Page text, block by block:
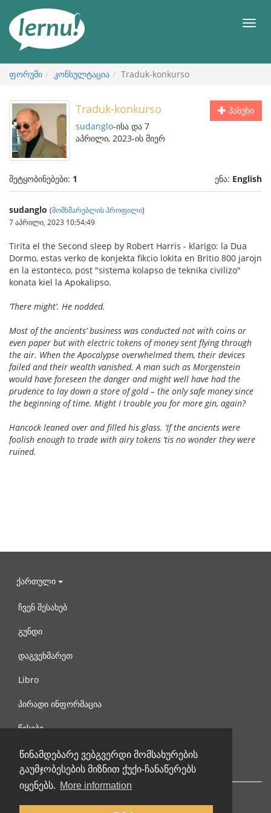
წინამდებარე ვებგვერდი მომსახურების
გაუმჯობესების მიზნით ქუქი-ჩანაწერებს
იყენებს. More information
ნახვა
მენიუ
ფორუმი კონსულტაცია Traduk-konkurso
პასუხი
Traduk-konkurso
sudanglo-ისა და 7
აპრილი, 2023-ის მიერ
შეტყობინებები: 1 ენა: English
sudanglo (მომხმარებლის პროფილი)
7 აპრილი, 2023 10:54:49
Tirita el the Second sleep by Robert Harris - klarigo: la Dua
Dormo, estas verko de konjekta fikcio lokita en Britio 800 jarojn
en la estonteco, post "sistema kolapso de teknika civilizo"
konata kiel la Apokalipso.
‘There might’. He nodded.
Most of the ancients’ business was conducted not with coins or
even paper but with electric tokens of money sent flying through
the air. When the Apocalypse overwhelmed them, their devices
failed and their wealth vanished. A man such as Morgenstein
would have foreseen the danger and might well have had the
prudence to lay down a store of gold – the only safe money since
the beginning of time. Might I trouble you for more gin, again?
Hancock leaned over and filled his glass. ‘If the ancients were
foolish enough to trade with airy tokens ‘tis no wonder they were
ruined.
ქართული
ჩვენ შესახებ
გუნდი
დაგვეხმარეთ
Libro
პირადი ინფორმაცია
წესები
დაგვიკავშირდით